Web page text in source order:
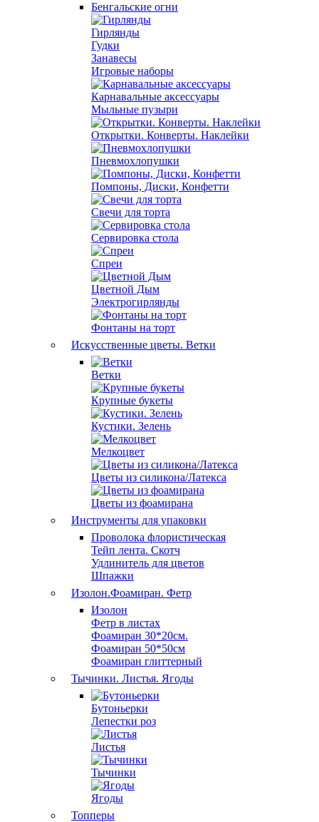
Бенгальские огни
Гирлянды
Гудки
Занавесы
Игровые наборы
Карнавальные аксессуары
Мыльные пузыри
Открытки. Конверты. Наклейки
Пневмохлопушки
Помпоны, Диски, Конфетти
Свечи для торта
Сервировка стола
Спреи
Цветной Дым
Электрогирлянды
Фонтаны на торт
Искусственные цветы. Ветки
Ветки
Крупные букеты
Кустики. Зелень
Мелкоцвет
Цветы из силикона/Латекса
Цветы из фоамирана
Инструменты для упаковки
Проволока флористическая
Тейп лента. Скотч
Удлинитель для цветов
Шпажки
Изолон.Фоамиран. Фетр
Изолон
Фетр в листах
Фоамиран 30*20см.
Фоамиран 50*50см
Фоамиран глиттерный
Тычинки. Листья. Ягоды
Бутоньерки
Лепестки роз
Листья
Тычинки
Ягоды
Топперы